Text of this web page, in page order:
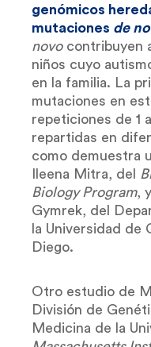
genómicos
mutaciones de
novocontribuyen
niños cuyo
en la familia. La
mutaciones en
repeticiones de 1
repartidas en
como demuestra
Ileena Mitra, del
Biology Program,
Gymrek, del
la Universidad de
Diego.
Otro estudio de
División de
Medicina de la